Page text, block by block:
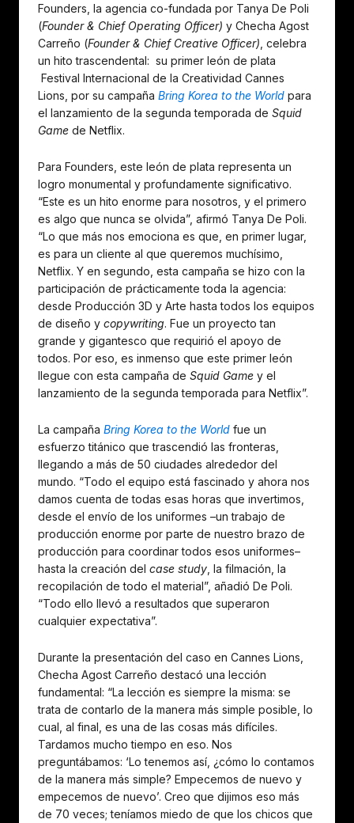
Founders, la agencia co-fundada por Tanya De Poli
(Founder & Chief Operating Officer) y Checha Agost
Carreño (Founder & Chief Creative Officer) , celebra
un hito trascendental: su primer león de plata
Festival Internacional de la Creatividad Cannes
Lions, por su campaña Bring Korea to the World para
el lanzamiento de la segunda temporada de Squid
Game de Netflix.
Para Founders, este león de plata representa un
logro monumental y profundamente significativo.
“Este es un hito enorme para nosotros, y el primero
es algo que nunca se olvida”, afirmó Tanya De Poli.
“Lo que más nos emociona es que, en primer lugar,
es para un cliente al que queremos muchísimo,
Netflix. Y en segundo, esta campaña se hizo con la
participación de prácticamente toda la agencia:
desde Producción 3D y Arte hasta todos los equipos
de diseño y copywriting. Fue un proyecto tan
grande y gigantesco que requirió el apoyo de
todos. Por eso, es inmenso que este primer león
llegue con esta campaña de Squid Game y el
lanzamiento de la segunda temporada para Netflix”.
La campaña Bring Korea to the World fue un
esfuerzo titánico que trascendió las fronteras,
llegando a más de 50 ciudades alrededor del
mundo. “Todo el equipo está fascinado y ahora nos
damos cuenta de todas esas horas que invertimos,
desde el envío de los uniformes –un trabajo de
producción enorme por parte de nuestro brazo de
producción para coordinar todos esos uniformes–
hasta la creación del case study , la filmación, la
recopilación de todo el material”, añadió De Poli.
“Todo ello llevó a resultados que superaron
cualquier expectativa”.
Durante la presentación del caso en Cannes Lions,
Checha Agost Carreño destacó una lección
fundamental: “La lección es siempre la misma: se
trata de contarlo de la manera más simple posible, lo
cual, al final, es una de las cosas más difíciles.
Tardamos mucho tiempo en eso. Nos
preguntábamos: ‘Lo tenemos así, ¿cómo lo contamos
de la manera más simple? Empecemos de nuevo y
empecemos de nuevo’. Creo que dijimos eso más
de 70 veces; teníamos miedo de que los chicos que